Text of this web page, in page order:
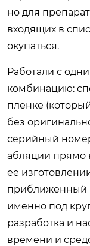
но для
входящих в
окупаться.
Работали с
комбинацию:
пленке
без
серийный
абляции прямо
ее
приближенный
именно под
разработка и
времени и